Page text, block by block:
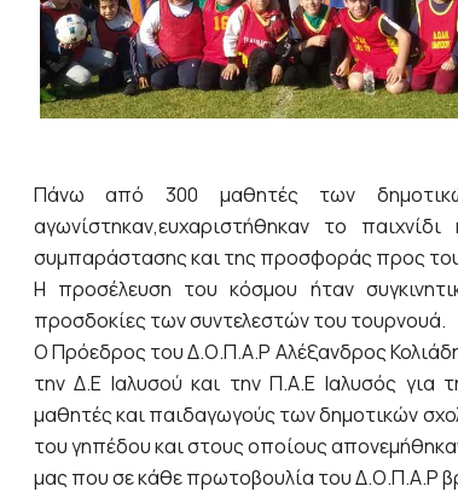
Πάνω από 300 μαθητές των
αγωνίστηκαν,ευχαριστήθηκαν το
συμπαράστασης και της προσφοράς προς
Η προσέλευση του κόσμου ήταν
προσδοκίες των συντελεστών του τουρνουά.
Ο Πρόεδρος του Δ.Ο.Π.Α.Ρ Αλέξανδρος
την Δ.Ε Ιαλυσού και την Π.Α.Ε Ιαλυσός
μαθητές και παιδαγωγούς των δημοτικών
του γηπέδου και στους οποίους
μας που σε κάθε πρωτοβουλία του Δ.Ο.Π.Α.Ρ